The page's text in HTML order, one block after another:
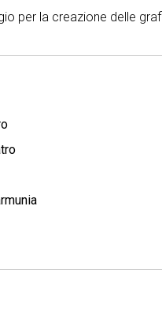
per la creazione delle